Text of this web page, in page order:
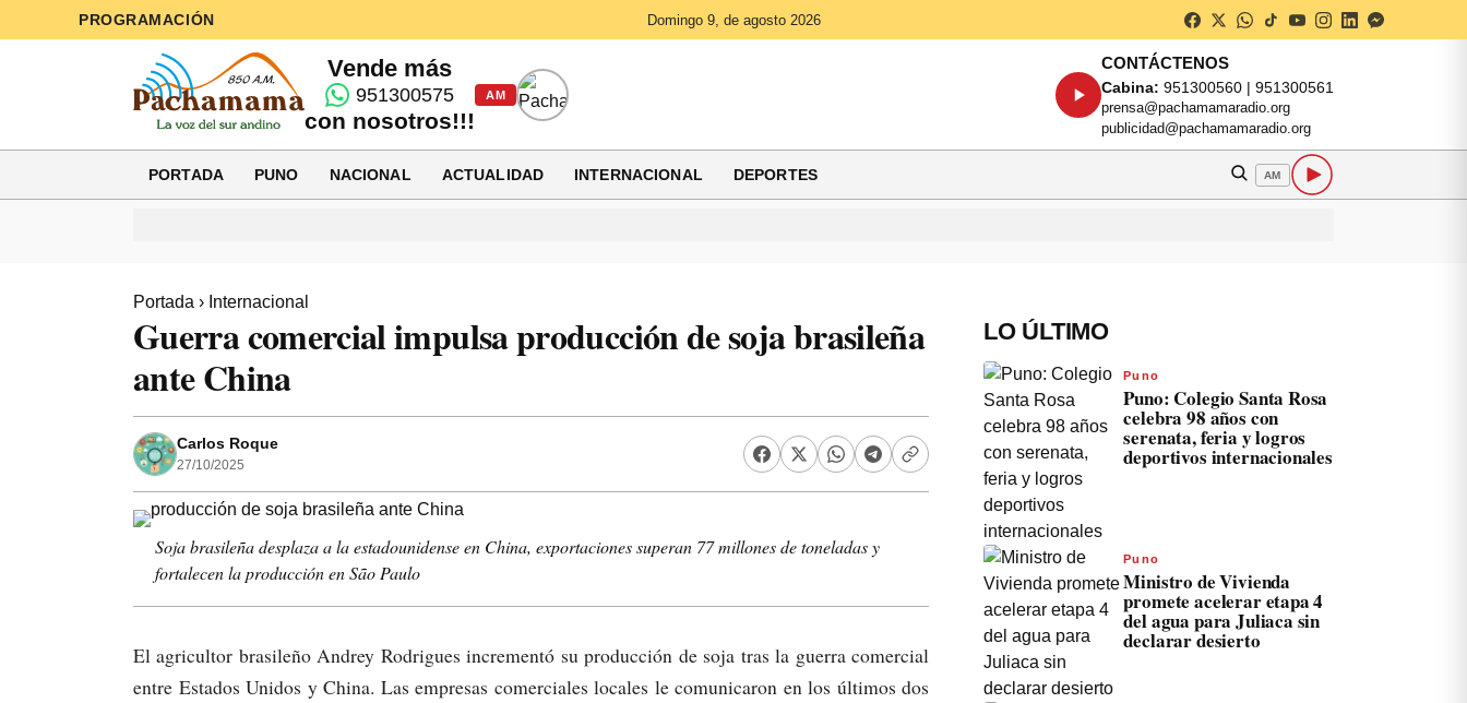
PROGRAMACIÓN Domingo 9, de agosto 2026
Vende más
951300575
con nosotros!!!
AM
CONTÁCTENOS
Cabina: 951300560 | 951300561
prensa@pachamamaradio.org
publicidad@pachamamaradio.org
PORTADA PUNO NACIONAL ACTUALIDAD INTERNACIONAL DEPORTES AM
Portada › Internacional
Guerra comercial impulsa producción de soja brasileña
ante China
Carlos Roque
27/10/2025
Soja brasileña desplaza a la estadounidense en China, exportaciones superan 77 millones de toneladas y
fortalecen la producción en São Paulo
El agricultor brasileño Andrey Rodrigues incrementó su producción de soja tras la guerra comercial
entre Estados Unidos y China. Las empresas comerciales locales le comunicaron en los últimos dos
LO ÚLTIMO
Puno
Puno: Colegio Santa Rosa
celebra 98 años con
serenata, feria y logros
deportivos internacionales
Puno
Ministro de Vivienda
promete acelerar etapa 4
del agua para Juliaca sin
declarar desierto